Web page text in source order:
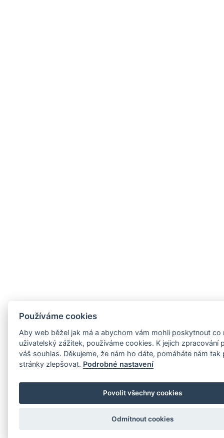
Používáme cookies
Aby web běžel jak má a abychom vám mohli poskytnout co
uživatelský zážitek, používáme cookies. K jejich zpracování
váš souhlas. Děkujeme, že nám ho dáte, pomáháte nám tak
stránky zlepšovat. Podrobné nastavení
Povolit všechny cookies
Odmítnout cookies